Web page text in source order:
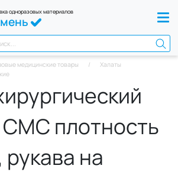
одноразовых материалов
медицинские товары
Халаты
СМС плотность
на